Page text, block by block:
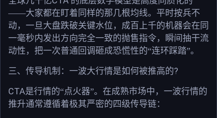
——大家都在盯着同样的那几根均线。平时按兵不
动，一旦大盘跌破关键水位，成百上千的机器会在同
一毫秒内发出方向完全一致的抛售指令，瞬间抽干流
动性，把一次普通回调砸成恐慌性的“连环踩踏”。
三、传导机制：一波大行情是如何被推高的?
CTA是行情的“点火器”。在成熟市场中，一波行情的
推升通常遵循着极其严密的四级传导链：